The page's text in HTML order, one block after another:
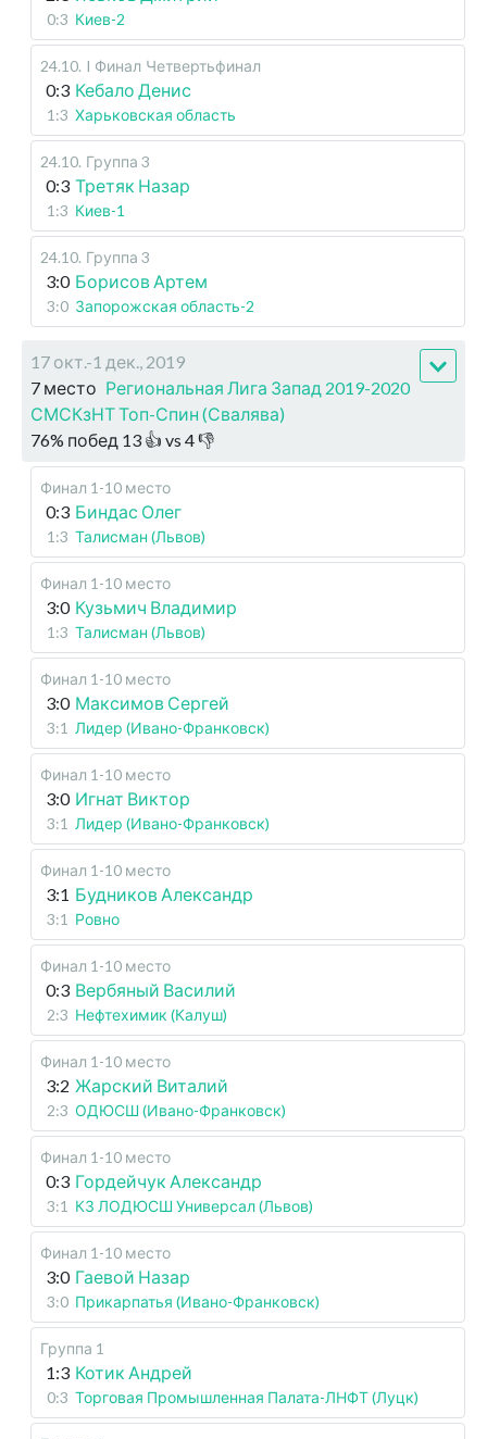
0:3 Киев-2
24.10. I Финал Четвертьфинал
0:3 Кебало Денис
1:3 Харьковская область
24.10. Группа 3
0:3 Третяк Назар
1:3 Киев-1
24.10. Группа 3
3:0 Борисов Артем
3:0 Запорожская область-2
17 окт.-1 дек., 2019
7 место Региональная Лига Запад 2019-2020
СМСКзНТ Топ-Спин (Свалява)
76% побед 13 👍 vs 4👎
Финал 1-10 место
0:3 Биндас Олег
1:3 Талисман (Львов)
Финал 1-10 место
3:0 Кузьмич Владимир
1:3 Талисман (Львов)
Финал 1-10 место
3:0 Максимов Сергей
3:1 Лидер (Ивано-Франковск)
Финал 1-10 место
3:0 Игнат Виктор
3:1 Лидер (Ивано-Франковск)
Финал 1-10 место
3:1 Будников Александр
3:1 Ровно
Финал 1-10 место
0:3 Вербяный Василий
2:3 Нефтехимик (Калуш)
Финал 1-10 место
3:2 Жарский Виталий
2:3 ОДЮСШ (Ивано-Франковск)
Финал 1-10 место
0:3 Гордейчук Александр
3:1 КЗ ЛОДЮСШ Универсал (Львов)
Финал 1-10 место
3:0 Гаевой Назар
3:0 Прикарпатья (Ивано-Франковск)
Группа 1
1:3 Котик Андрей
0:3 Торговая Промышленная Палата-ЛНФТ (Луцк)